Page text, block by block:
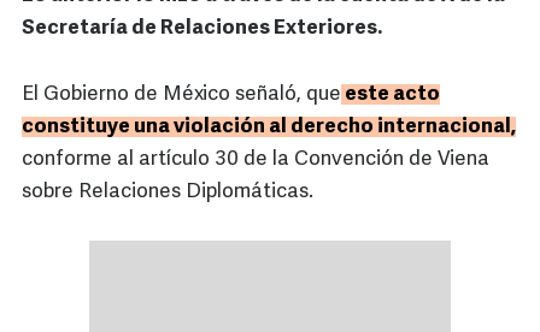
Secretaría de Relaciones Exteriores.
El Gobierno de México señaló, que este acto
constituye una violación al derecho internacional,
conforme al artículo 30 de la Convención de Viena
sobre Relaciones Diplomáticas.